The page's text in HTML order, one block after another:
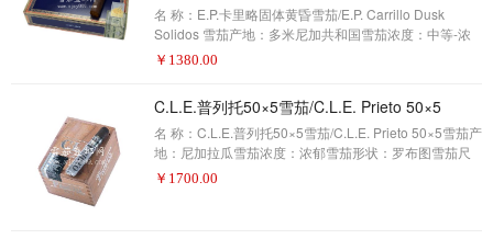
款，短丘吉尔和宽丘吉尔，但要注意的是短丘吉尔。今
名 称：E.P.卡里略固体黄昏雪茄/E.P. Carrillo Dusk
Solidos 雪茄产地：多米尼加共和国雪茄浓度：中等-浓
郁雪茄形状：Gordo雪茄尺寸：6 x 60包装数量：20制作
厚实的环规雪茄而发言的人之一。他认为，大雪茄给雪
茄制造商更多的混合自由——他利用了E.P.卡里略固体黄
昏中的60环规格。在康涅狄格州的阔叶面里，里面装载
了尼加拉瓜烟草，这是雪茄的主
￥ 1380.00
C.L.E.普列托50×5雪茄/C.L.E. Prieto 50×5
名 称：C.L.E.普列托50×5雪茄/C.L.E. Prieto 50×5雪茄产
地：尼加拉瓜雪茄浓度：浓郁雪茄形状：罗布图雪茄尺
寸：5×50包装数量：25制作方式：手工描 述：雪茄爱好
￥ 1700.00